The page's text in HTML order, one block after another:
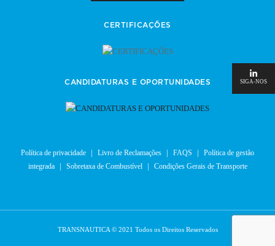
CERTIFICAÇÕES
CANDIDATURAS E OPORTUNIDADES
Política de privacidade Livro de Reclamações FAQS
Política de gestão
integrada
Sobretaxa de Combustível Condições Gerais de Transporte
TRANSNAUTICA © 2021 Todos os Direitos Reservados
SIGA-NOS